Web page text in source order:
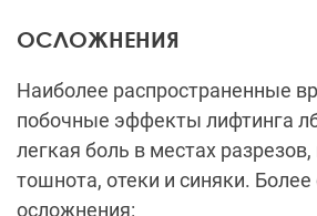
ОСЛОЖНЕНИЯ
Наиболее распространенные
побочные эффекты лифтинга
легкая боль в местах
тошнота, отеки и синяки.
осложнения: